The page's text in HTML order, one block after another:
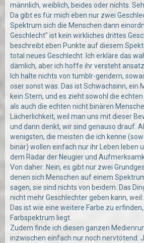
männlich, weiblich, beides oder nichts.
Da gibt es für mich eben nur zwei
Spektrum sich die Menschen dann
Geschlecht" ist kein wirkliches drittes
beschreibt eben Punkte auf diesem
total neues Geschlecht. Ich erkläre das
dämlich, aber ich hoffe ihr versteht
Ich halte nichts von tumblr-gendern,
oser sonst was. Das ist Schwachsinn, ein
kein Stern, und es zieht sowohl die
als auch die echten nicht binären
Lächerlichkeit, weil man uns mit dieser
und dann denkt, wir sind genauso drauf.
wenigsten, die meisten die ich kenne
binär) wollen einfach nur ihr Leben leben
dem Radar der Neugier und
Von daher: Nein, es gibt nur zwei
denen sich Menschen auf einem
sagen, sie sind nichts von beidem. Das
nicht mehr Geschlechter geben kann,
Das ist wie eine weitere Farbe zu
Farbspektrum liegt.
Zudem finde ich diesen ganzen
inzwischen einfach nur noch nervtötend.